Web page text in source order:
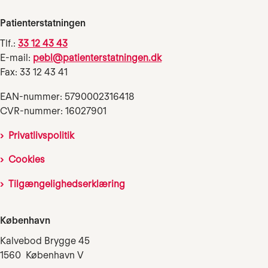
Patienterstatningen
Tlf.: 33 12 43 43
E-mail: pebl@patienterstatningen.dk
Fax: 33 12 43 41
EAN-nummer: 5790002316418
CVR-nummer: 16027901
Privatlivspolitik
Cookies
Tilgængelighedserklæring
København
Kalvebod Brygge 45
1560 København V